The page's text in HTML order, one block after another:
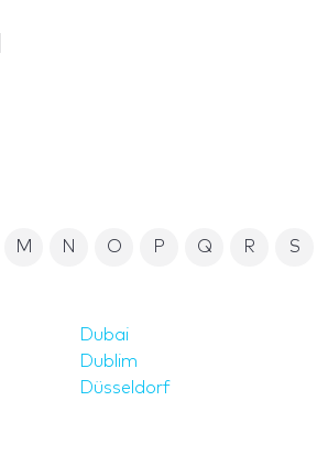
M N O P Q R S
Dubai
Dublim
Düsseldorf